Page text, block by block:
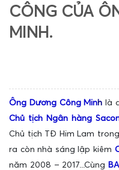
CÔNG CỦA
MINH.
Ông Dương Công Minh là
Chủ tịch Ngân hàng
Chủ tịch TĐ Him Lam
ra còn nhà sáng lập kiêm
năm 2008 – 2017...Cùng